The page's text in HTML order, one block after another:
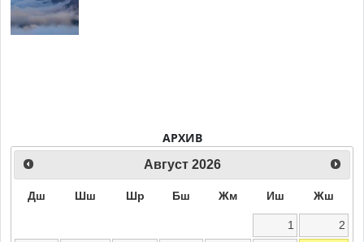
АРХИВ
Август 2026
Дш Шш Шр Бш Жм Иш Жш
1
2